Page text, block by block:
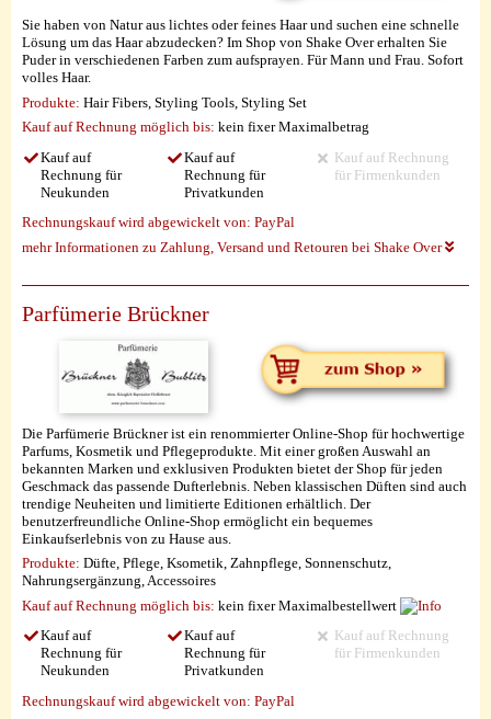
Sie haben von Natur aus lichtes oder feines Haar und suchen eine schnelle
Lösung um das Haar abzudecken? Im Shop von Shake Over erhalten Sie
Puder in verschiedenen Farben zum aufsprayen. Für Mann und Frau. Sofort
volles Haar.
Produkte: Hair Fibers, Styling Tools, Styling Set
Kauf auf Rechnung möglich bis: kein fixer Maximalbetrag
Kauf auf
Rechnung für
Neukunden
Kauf auf
Rechnung für
Privatkunden
Kauf auf Rechnung
für Firmenkunden
Rechnungskauf wird abgewickelt von: PayPal
mehr Informationen zu Zahlung, Versand und Retouren bei Shake Over
Parfümerie Brückner
Die Parfümerie Brückner ist ein renommierter Online-Shop für hochwertige
Parfums, Kosmetik und Pflegeprodukte. Mit einer großen Auswahl an
bekannten Marken und exklusiven Produkten bietet der Shop für jeden
Geschmack das passende Dufterlebnis. Neben klassischen Düften sind auch
trendige Neuheiten und limitierte Editionen erhältlich. Der
benutzerfreundliche Online-Shop ermöglicht ein bequemes
Einkaufserlebnis von zu Hause aus.
Produkte: Düfte, Pflege, Ksometik, Zahnpflege, Sonnenschutz,
Nahrungsergänzung, Accessoires
Kauf auf Rechnung möglich bis: kein fixer Maximalbestellwert
Kauf auf
Rechnung für
Neukunden
Kauf auf
Rechnung für
Privatkunden
Kauf auf Rechnung
für Firmenkunden
Rechnungskauf wird abgewickelt von: PayPal